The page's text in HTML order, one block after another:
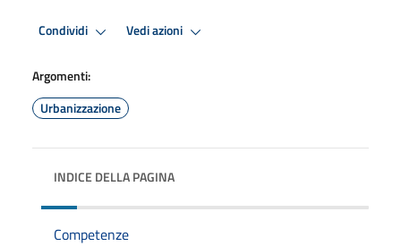
Condividi Vedi azioni
Argomenti:
Urbanizzazione
INDICE DELLA PAGINA
Competenze